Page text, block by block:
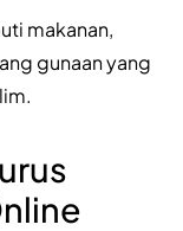
makanan,
gunaan yang